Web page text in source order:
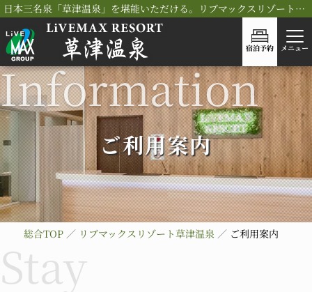
日本三名泉「草津温泉」を堪能いただける。リブマックスリゾート草津温泉
宿泊予約 メニュー
ご利用案内
総合TOP リブマックスリゾート草津温泉 ご利用案内